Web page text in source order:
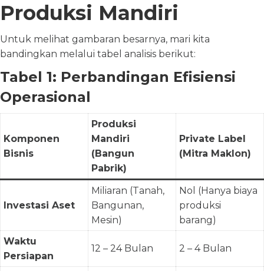
Produksi Mandiri
Untuk melihat gambaran besarnya, mari kita
bandingkan melalui tabel analisis berikut:
Tabel 1: Perbandingan Efisiensi
Operasional
Komponen
Bisnis
Produksi
Mandiri
(Bangun
Pabrik)
Private Label
(Mitra Maklon)
Investasi Aset
Miliaran (Tanah,
Bangunan,
Mesin)
Nol (Hanya biaya
produksi
barang)
Waktu
Persiapan
12 – 24 Bulan 2 – 4 Bulan